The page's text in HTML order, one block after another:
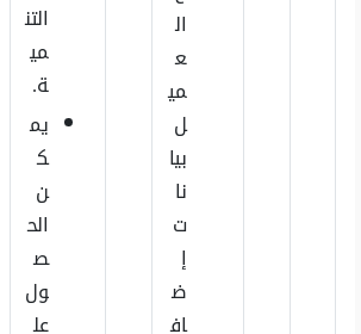
ال
ع
مي
ل
بيا
نا
ت
إ
ض
اف
التن
مي
ة.
يم
ك
ن
الح
ص
ول
عل